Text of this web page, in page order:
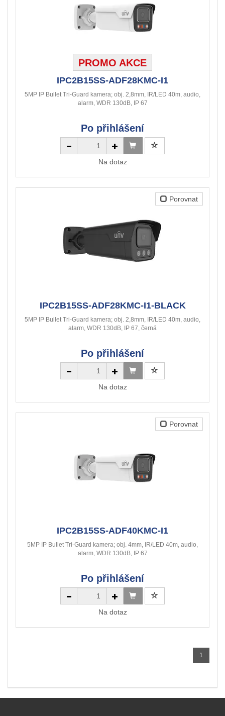
PROMO AKCE
IPC2B15SS-ADF28KMC-I1
5MP IP Bullet Tri-Guard kamera; obj. 2,8mm, IR/LED 40m, audio,
alarm, WDR 130dB, IP 67
Po přihlášení
Na dotaz
Porovnat
IPC2B15SS-ADF28KMC-I1-BLACK
5MP IP Bullet Tri-Guard kamera; obj. 2,8mm, IR/LED 40m, audio,
alarm, WDR 130dB, IP 67, černá
Po přihlášení
Na dotaz
Porovnat
IPC2B15SS-ADF40KMC-I1
5MP IP Bullet Tri-Guard kamera; obj. 4mm, IR/LED 40m, audio,
alarm, WDR 130dB, IP 67
Po přihlášení
Na dotaz
1